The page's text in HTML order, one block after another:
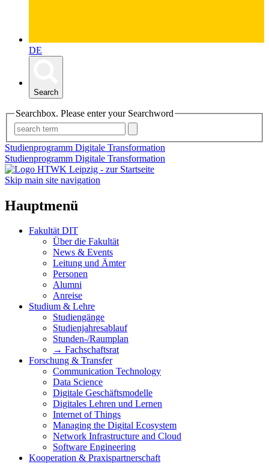
DE
Search
Searchbox. Please enter your Searchword
Studienprogramm Digitale Transformation
Studienprogramm Digitale Transformation
Skip main site navigation
Hauptmenü
Fakultät DIT
Über die Fakultät
News & Events
Leitung und Ämter
Personen
Alumni
Anreise
Studium & Lehre
Studiengänge
Studienjahresablauf
Stunden-/Raumplan
→ Fachschaftsrat
Forschung & Transfer
Communication Technology
Data Science
Digitale Geschäftsmodelle
Digitales Lehren und Lernen
Internet of Things
Managing the Digital Ecosystem
Network Infrastructure and Cloud
Software Engineering
Kooperation & Praxispartnerschaft